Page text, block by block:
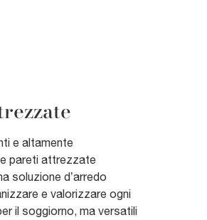
e altamente
pareti attrezzate
soluzione d’arredo
e valorizzare ogni
il soggiorno, ma versatili